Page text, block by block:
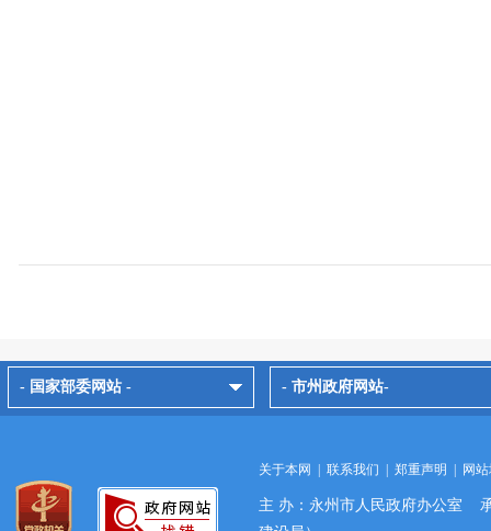
- 国家部委网站 - - 市州政府网站-
关于本网 联系我们 郑重声明 网
主 办：永州市人民政府办公室